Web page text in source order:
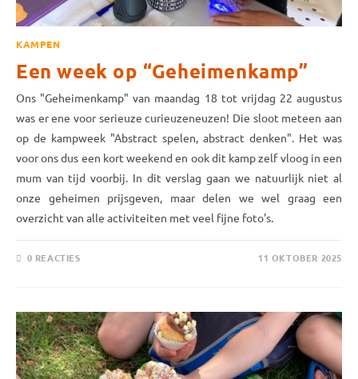
KAMPEN
Een week op “Geheimenkamp”
Ons "Geheimenkamp" van maandag 18 tot vrijdag 22 augustus
was er ene voor serieuze curieuze­neuzen! Die sloot meteen aan
op de kamp­week "Abstract spelen, abstract denken". Het was
voor ons dus een kort weekend en ook dit kamp zelf vloog in een
mum van tijd voorbij. In dit verslag gaan we natuurlijk niet al
onze geheimen prijs­geven, maar delen we wel graag een
overzicht van alle activiteiten met veel fijne foto's.
0 REACTIES 11 OKTOBER 2025